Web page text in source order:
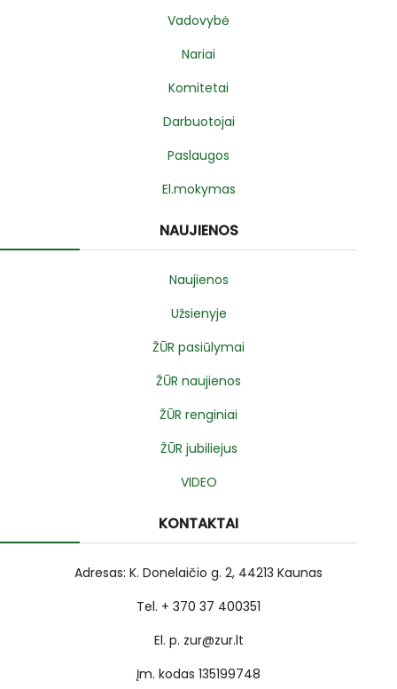
Vadovybė
Nariai
Komitetai
Darbuotojai
Paslaugos
El.mokymas
NAUJIENOS
Naujienos
Užsienyje
ŽŪR pasiūlymai
ŽŪR naujienos
ŽŪR renginiai
ŽŪR jubiliejus
VIDEO
KONTAKTAI
Adresas: K. Donelaičio g. 2, 44213 Kaunas
Tel. + 370 37 400351
El. p. zur@zur.lt
Įm. kodas 135199748